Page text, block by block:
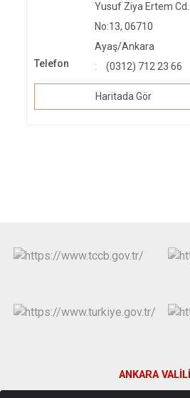
Yusuf Ziya Ertem Cd.
No:13, 06710
Ayaş/Ankara
Telefon
(0312) 712 23 66
Haritada Gör
ANKARA